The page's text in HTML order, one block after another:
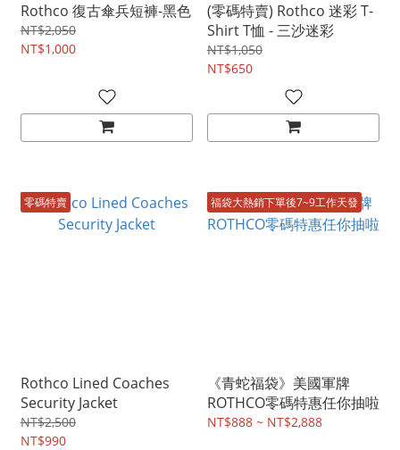
Rothco 復古傘兵短褲-黑色
NT$2,050
NT$1,000
(零碼特賣) Rothco 迷彩 T-
Shirt T恤 - 三沙迷彩
NT$1,050
NT$650
零碼特賣
Rothco Lined Coaches
Security Jacket
NT$2,500
NT$990
福袋大熱銷下單後7~9工作天發
《青蛇福袋》美國軍牌
ROTHCO零碼特惠任你抽啦
NT$888 ~ NT$2,888